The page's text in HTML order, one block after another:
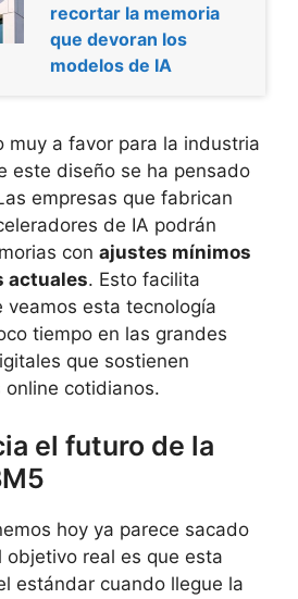
recortar la memoria
que devoran los
modelos de IA
muy a favor para la industria
este diseño se ha pensado
empresas que fabrican
de IA podrán
con ajustes mínimos
actuales. Esto facilita
veamos esta tecnología
tiempo en las grandes
que sostienen
online cotidianos.
el futuro de la
hoy ya parece sacado
objetivo real es que esta
estándar cuando llegue la